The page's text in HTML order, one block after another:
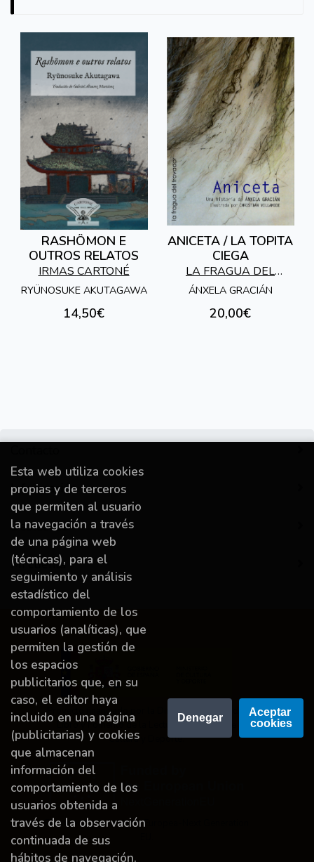
RASHÔMON E
OUTROS RELATOS
IRMAS CARTONÉ
RYÜNOSUKE AKUTAGAWA
14,50€
ANICETA / LA TOPITA
CIEGA
LA FRAGUA DEL
TROVADOR
ÁNXELA GRACIÁN
20,00€
Información
Destacado
Mi cuenta
Proyecto financiado por la Dirección General del
Libro y Fomento de la Lectura, Ministerio de
Cultura y Deporte.
Financiado por la Unión Europea-Next Generation
Esta web utiliza cookies
propias y de terceros
que permiten al usuario
la navegación a través
de una página web
(técnicas), para el
seguimiento y análisis
estadístico del
comportamiento de los
usuarios (analíticas), que
permiten la gestión de
los espacios
publicitarios que, en su
caso, el editor haya
incluido en una página
(publicitarias) y cookies
que almacenan
información del
comportamiento de los
usuarios obtenida a
través de la observación
continuada de sus
hábitos de navegación.
Denegar
Aceptar
cookies